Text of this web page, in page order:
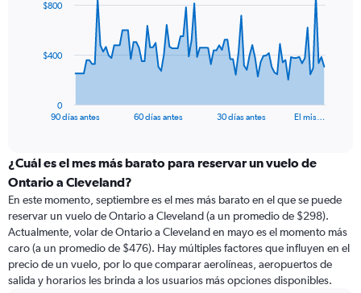
data
The
categories.
Range:
categories.
The
chart
has
1
Y
90 días antes 60 días antes 30 días antes El mis…
0
$400
$800
¿Cuál es el mes más barato para reservar un vuelo de
Ontario a Cleveland?
En este momento, septiembre es el mes más barato en el que se puede
reservar un vuelo de Ontario a Cleveland (a un promedio de $298).
Actualmente, volar de Ontario a Cleveland en mayo es el momento más
caro (a un promedio de $476). Hay múltiples factores que influyen en el
precio de un vuelo, por lo que comparar aerolíneas, aeropuertos de
salida y horarios les brinda a los usuarios más opciones disponibles.